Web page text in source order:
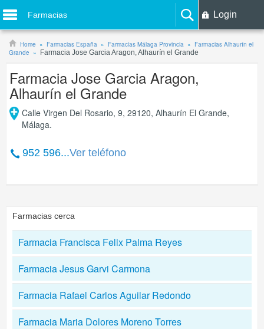
Farmacias Login
Home Farmacias España Farmacias Málaga Provincia
Farmacias Alhaurín el
Grande
Farmacia Jose Garcia Aragon, Alhaurín el Grande
Farmacia Jose Garcia Aragon,
Alhaurín el Grande
Calle Virgen Del Rosario, 9, 29120, Alhaurín El Grande,
Málaga.
952 596...Ver teléfono
Farmacias cerca
Farmacia Francisca Felix Palma Reyes
Farmacia Jesus Garvi Carmona
Farmacia Rafael Carlos Aguilar Redondo
Farmacia Maria Dolores Moreno Torres